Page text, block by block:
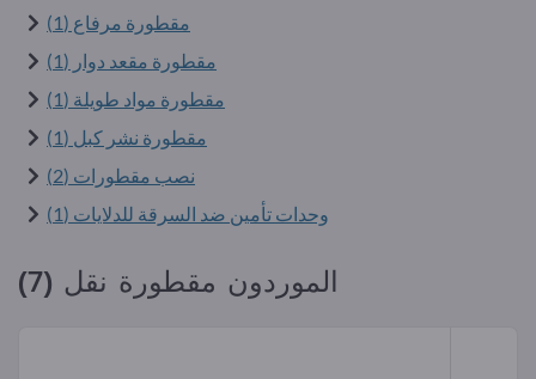
مقطورة مرفاع (1)
مقطورة مقعد دوار (1)
مقطورة مواد طويلة (1)
مقطورة نشر كبل (1)
نصب مقطورات (2)
وحدات تأمين ضد السرقة للدلايات (1)
الموردون مقطورة نقل (7)